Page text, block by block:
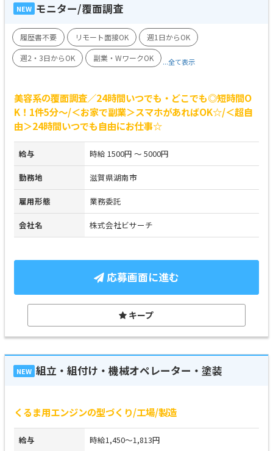
NEW モニター/覆面調査
履歴書不要 リモート面接OK
週1日からOK
週2・3日からOK
副業・WワークOK ...全て表示
美容系の覆面調査／24時間いつでも・どこでも◎短時間O
K！1件5分～/＜お家で副業＞スマホがあればOK☆/＜超自
由＞24時間いつでも自由にお仕事☆
給与 時給 1500円 ～ 5000円
勤務地 滋賀県湖南市
雇用形態 業務委託
会社名 株式会社ビサーチ
応募画面に進む
キープ
NEW 組立・組付け・機械オペレーター・塗装
くるま用エンジンの型づくり/工場/製造
給与 時給1,450～1,813円